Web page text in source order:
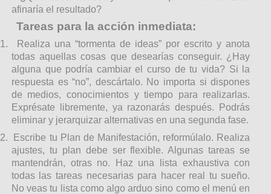
afinaría el resultado?
Tareas para la acción inmediata:
1.
Realiza una “tormenta de ideas” por escrito y anota
todas aquellas cosas que desearías conseguir. ¿Hay
alguna que podría cambiar el curso de tu vida? Si la
respuesta es “no”, descártalo. No importa si dispones
de medios, conocimientos y tiempo para realizarlas.
Exprésate libremente, ya razonarás después. Podrás
eliminar y jerarquizar alternativas en una segunda fase.
2.
Escribe tu Plan de Manifestación, reformúlalo. Realiza
ajustes, tu plan debe ser flexible. Algunas tareas se
mantendrán, otras no. Haz una lista exhaustiva con
todas las tareas necesarias para hacer real tu sueño.
No veas tu lista como algo arduo sino como el menú en